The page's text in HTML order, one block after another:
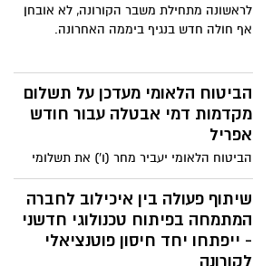
לראשונה מתחילת משבר הקורונה, לא אובחן
אף חולה חדש בנגיף ביממה האחרונה.
הביטוח הלאומי מעדכן על תשלום
מקדמות דמי אבטלה עבור חודש
אפריל
הביטוח הלאומי יעביר מחר (ו') את תשלומי
מקדמת דמי האבטלה עבור חודש אפריל.
המקדמות ינועו בין 500-8000 ש"ח
שיתוף פעולה בין איכילוב לחברה
המתמחה בפיתוח טכנולוגי חדשני
- ייפתחו יחד חיסון פוטנציאלי